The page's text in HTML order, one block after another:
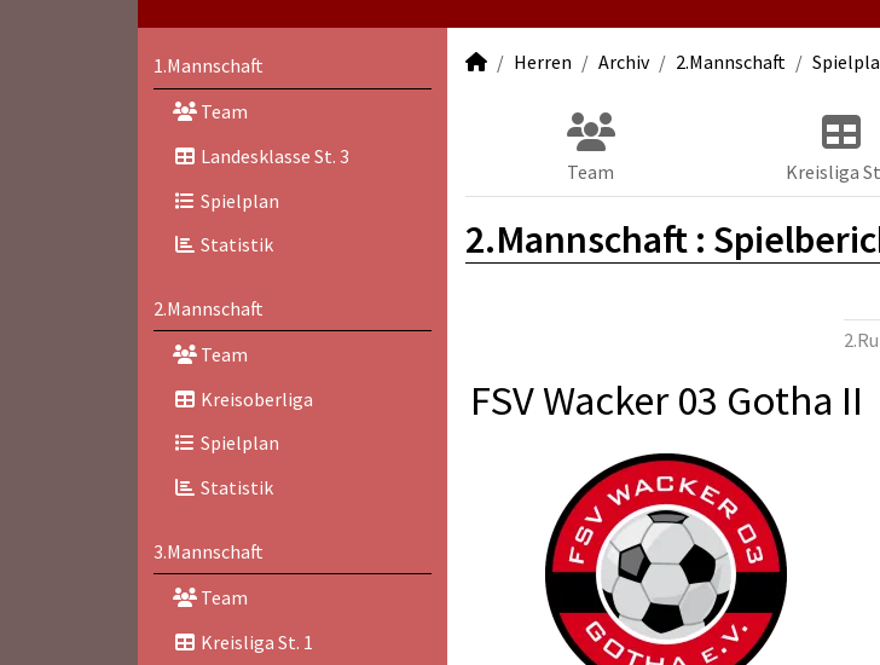
1.Mannschaft
Team
Landesklasse St. 3
Spielplan
Statistik
2.Mannschaft
Team
Kreisoberliga
Spielplan
Statistik
3.Mannschaft
Team
Kreisliga St. 1
Herren Archiv 2.Mannschaft
Team Kreisliga
2.Mannschaft :
FSV Wacker 03 Gotha II